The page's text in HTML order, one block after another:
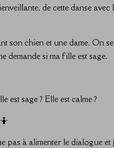
de cette danse
son chien et une dame. On
demande si ma fille est sage.
est sage ? Elle est calme ?
pas à alimenter le dialogue